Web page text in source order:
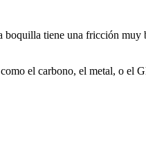
boquilla tiene una fricción muy
el carbono, el metal, o el